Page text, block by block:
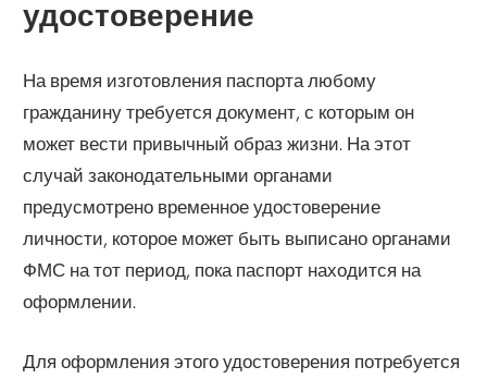
удостоверение
На время изготовления паспорта любому
гражданину требуется документ, с которым он
может вести привычный образ жизни. На этот
случай законодательными органами
предусмотрено временное удостоверение
личности, которое может быть выписано органами
ФМС на тот период, пока паспорт находится на
оформлении.
Для оформления этого удостоверения потребуется